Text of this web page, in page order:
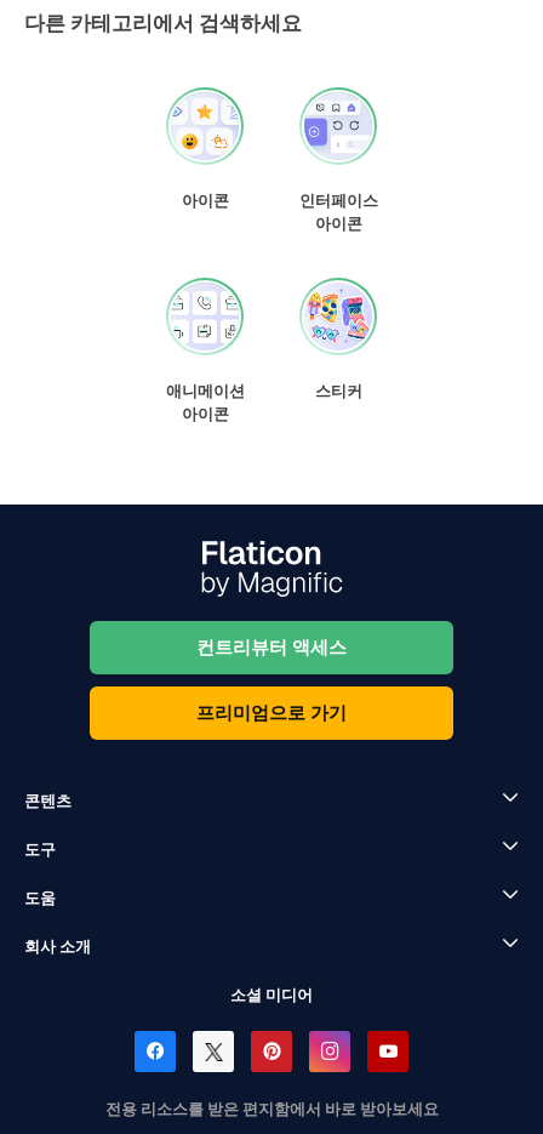
다른 카테고리에서 검색하세요
아이콘
인터페이스
아이콘
애니메이션
아이콘
스티커
컨트리뷰터 액세스
프리미엄으로 가기
콘텐츠
도구
도움
회사 소개
소셜 미디어
전용 리소스를 받은 편지함에서 바로 받아보세요